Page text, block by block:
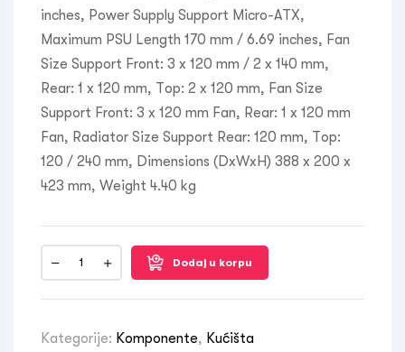
inches, Power Supply Support Micro-ATX,
Maximum PSU Length 170 mm / 6.69 inches, Fan
Size Support Front: 3 x 120 mm / 2 x 140 mm,
Rear: 1 x 120 mm, Top: 2 x 120 mm, Fan Size
Support Front: 3 x 120 mm Fan, Rear: 1 x 120 mm
Fan, Radiator Size Support Rear: 120 mm, Top:
120 / 240 mm, Dimensions (DxWxH) 388 x 200 x
423 mm, Weight 4.40 kg
Dodaj u korpu
Kategorije: Komponente, Kućišta